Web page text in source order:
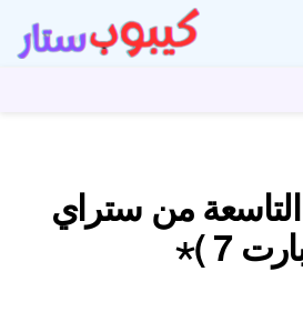
من ستراي
7 )⋆